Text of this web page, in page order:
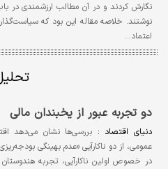
نگارش کردند و در آن مطالب ارزشمندی
نوشتند. خلاصه مقاله این بود که
اعتماد…
دو تجربه عبور از یخبندان مالی
دنیای اقتصاد : بررسی‌ها نشان می‌دهد
عمومی، از دو ناکارآیی «عدم بهینگی
در خصوص اولین ناکارآیی، تجربه